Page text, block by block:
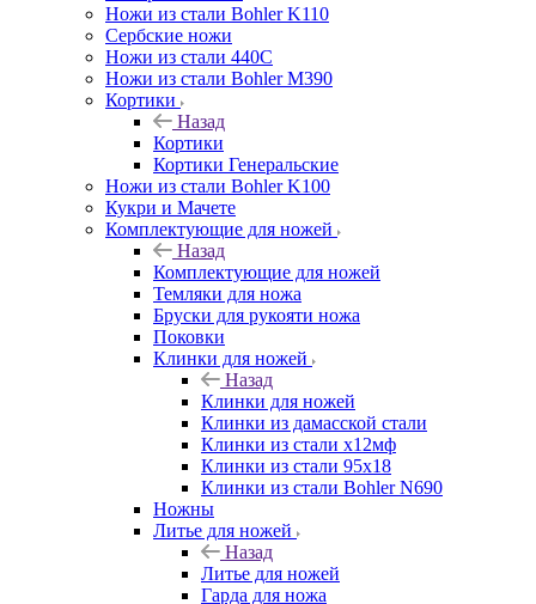
Ножи из стали Bohler K110
Сербские ножи
Ножи из стали 440С
Ножи из стали Bohler M390
Кортики
Назад
Кортики
Кортики Генеральские
Ножи из стали Bohler K100
Кукри и Мачете
Комплектующие для ножей
Назад
Комплектующие для ножей
Темляки для ножа
Бруски для рукояти ножа
Поковки
Клинки для ножей
Назад
Клинки для ножей
Клинки из дамасской стали
Клинки из стали х12мф
Клинки из стали 95х18
Клинки из стали Bohler N690
Ножны
Литье для ножей
Назад
Литье для ножей
Гарда для ножа